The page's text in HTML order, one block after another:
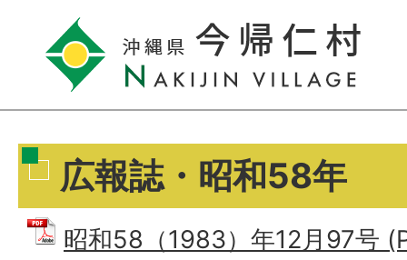
広報誌・昭和58年
昭和58（1983）年12月97号